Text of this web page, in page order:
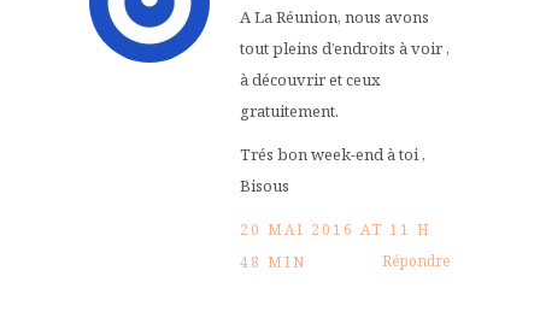
A La Réunion, nous avons
tout pleins d’endroits à voir ,
à découvrir et ceux
gratuitement.
Trés bon week-end à toi ,
Bisous
20 MAI 2016 AT 11 H
48 MIN
Répondre